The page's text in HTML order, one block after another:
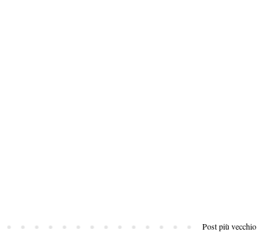
Post più vecchio